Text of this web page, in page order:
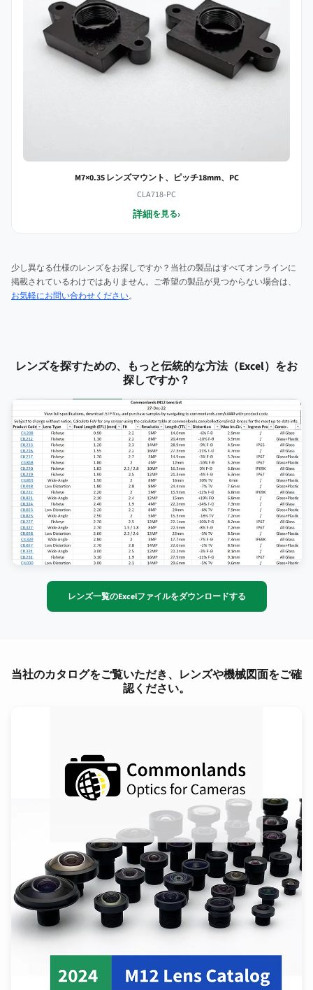
M7×0.35 レンズマウント、ピッチ18mm、PC
CLA718-PC
詳細を見る›
少し異なる仕様のレンズをお探しですか？当社の製品はすべてオンラインに
掲載されているわけではありません。ご希望の製品が見つからない場合は、
お気軽にお問い合わせください。
レンズを探すための、もっと伝統的な方法（Excel）をお
探しですか？
レンズ一覧のExcelファイルをダウンロードする
当社のカタログをご覧いただき、レンズや機械図面をご確
認ください。